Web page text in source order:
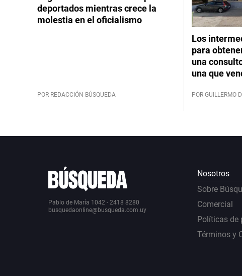
deportados mientras crece la
molestia en el oficialismo
POR REDACCIÓN BÚSQUEDA
Los
para
una
una que
POR GUILLERMO
Pablo de María 1042 - 2418 8280
busquedaonline@busqueda.com.uy
Nosotros
Sobre
Comercial
Políticas de
Términos y